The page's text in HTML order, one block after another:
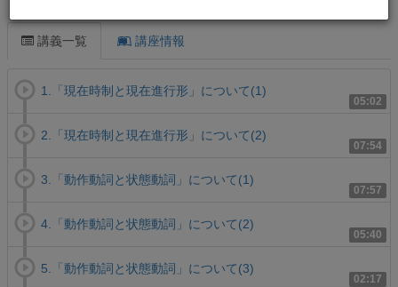
講義一覧 講座情報
05:02
1.「現在時制と現在進行形」について(1)
07:54
2.「現在時制と現在進行形」について(2)
07:57
3.「動作動詞と状態動詞」について(1)
05:40
4.「動作動詞と状態動詞」について(2)
02:17
5.「動作動詞と状態動詞」について(3)